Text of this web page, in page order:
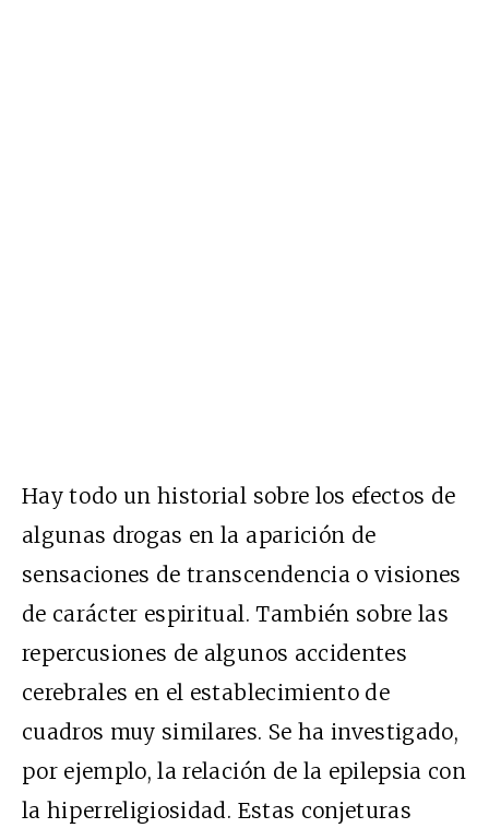
Hay todo un historial sobre los efectos de
algunas drogas en la aparición de
sensaciones de transcendencia o visiones
de carácter espiritual. También sobre las
repercusiones de algunos accidentes
cerebrales en el establecimiento de
cuadros muy similares. Se ha investigado,
por ejemplo, la relación de la epilepsia con
la hiperreligiosidad. Estas conjeturas